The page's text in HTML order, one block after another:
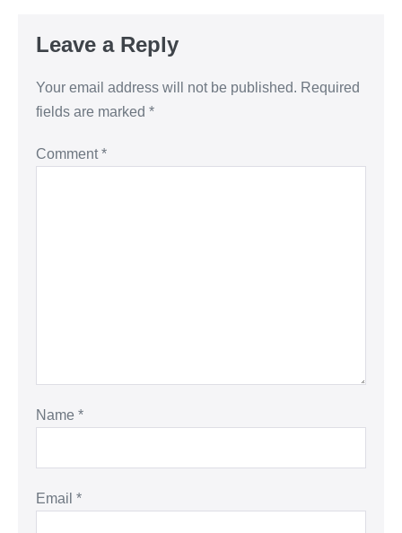
Leave a Reply
Your email address will not be published. Required
fields are marked *
Comment*
Name *
Email *